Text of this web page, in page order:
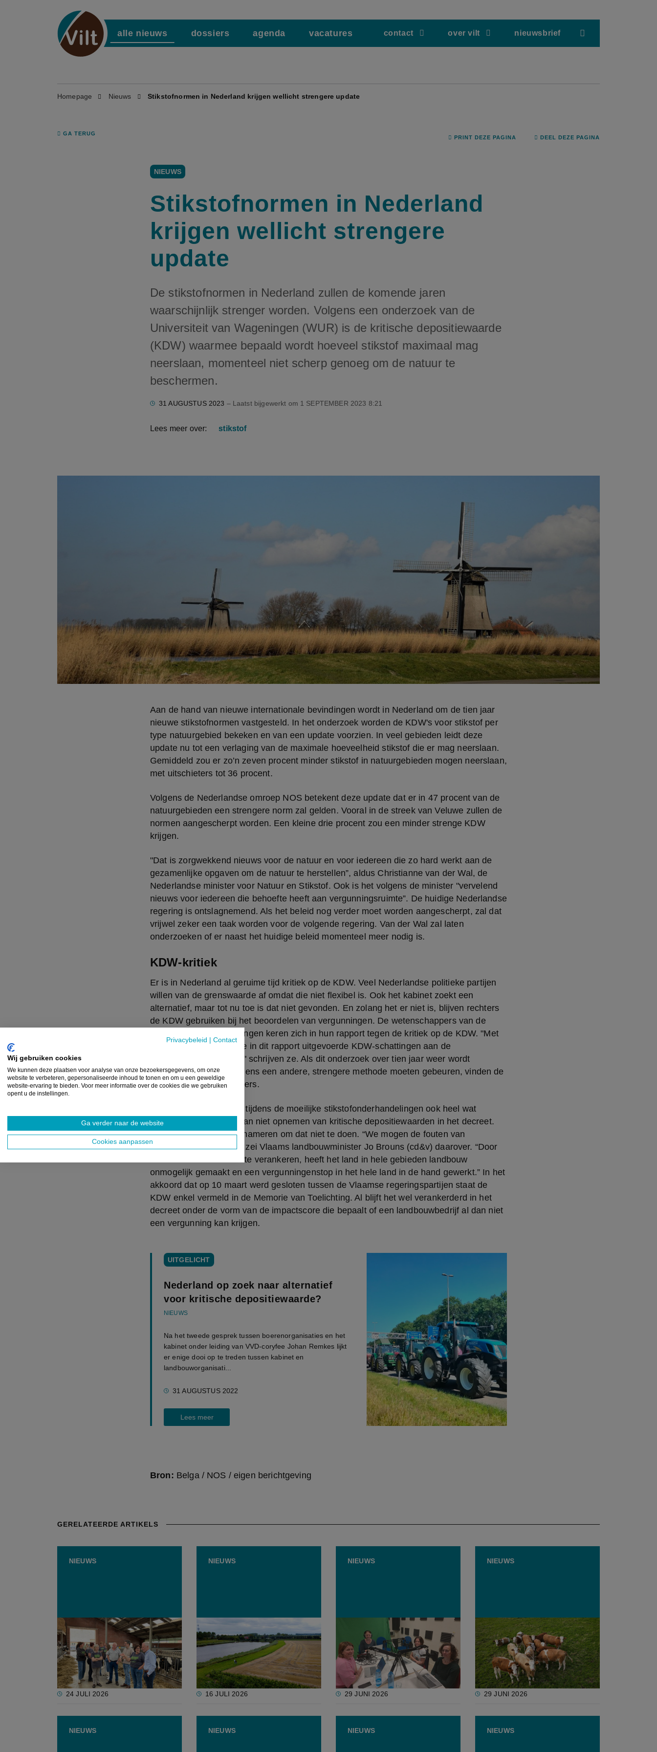
Privacybeleid Contact
Wij gebruiken cookies
We kunnen deze plaatsen voor analyse van onze bezoekersgegevens, om onze
website te verbeteren, gepersonaliseerde inhoud te tonen en om u een geweldige
website-ervaring te bieden. Voor meer informatie over de cookies die we gebruiken
opent u de instellingen.
Ga verder naar de website
Cookies aanpassen
alle nieuws dossiers agenda vacatures contact over vilt nieuwsbrief
Homepage Nieuws Stikstofnormen in Nederland krijgen wellicht strengere update
GA TERUG
PRINT DEZE PAGINA DEEL DEZE PAGINA
NIEUWS
Stikstofnormen in Nederland
krijgen wellicht strengere
update
De stikstofnormen in Nederland zullen de komende jaren
waarschijnlijk strenger worden. Volgens een onderzoek van de
Universiteit van Wageningen (WUR) is de kritische depositiewaarde
(KDW) waarmee bepaald wordt hoeveel stikstof maximaal mag
neerslaan, momenteel niet scherp genoeg om de natuur te
beschermen.
31 AUGUSTUS 2023 – Laatst bijgewerkt om 1 SEPTEMBER 2023 8:21
Lees meer over: stikstof
Aan de hand van nieuwe internationale bevindingen wordt in Nederland om de tien jaar
nieuwe stikstofnormen vastgesteld. In het onderzoek worden de KDW's voor stikstof per
type natuurgebied bekeken en van een update voorzien. In veel gebieden leidt deze
update nu tot een verlaging van de maximale hoeveelheid stikstof die er mag neerslaan.
Gemiddeld zou er zo’n zeven procent minder stikstof in natuurgebieden mogen neerslaan,
met uitschieters tot 36 procent.
Volgens de Nederlandse omroep NOS betekent deze update dat er in 47 procent van de
natuurgebieden een strengere norm zal gelden. Vooral in de streek van Veluwe zullen de
normen aangescherpt worden. Een kleine drie procent zou een minder strenge KDW
krijgen.
"Dat is zorgwekkend nieuws voor de natuur en voor iedereen die zo hard werkt aan de
gezamenlijke opgaven om de natuur te herstellen”, aldus Christianne van der Wal, de
Nederlandse minister voor Natuur en Stikstof. Ook is het volgens de minister "vervelend
nieuws voor iedereen die behoefte heeft aan vergunningsruimte”. De huidige Nederlandse
regering is ontslagnemend. Als het beleid nog verder moet worden aangescherpt, zal dat
vrijwel zeker een taak worden voor de volgende regering. Van der Wal zal laten
onderzoeken of er naast het huidige beleid momenteel meer nodig is.
KDW-kritiek
Er is in Nederland al geruime tijd kritiek op de KDW. Veel Nederlandse politieke partijen
willen van de grenswaarde af omdat die niet flexibel is. Ook het kabinet zoekt een
alternatief, maar tot nu toe is dat niet gevonden. En zolang het er niet is, blijven rechters
de KDW gebruiken bij het beoordelen van vergunningen. De wetenschappers van de
Universiteit van Wageningen keren zich in hun rapport tegen de kritiek op de KDW. "Met
nadruk stellen we dat de in dit rapport uitgevoerde KDW-schattingen aan de
conservatieve kant zijn," schrijven ze. Als dit onderzoek over tien jaar weer wordt
uitgevoerd, zou dat volgens een andere, strengere methode moeten gebeuren, vinden de
betrokken wetenschappers.
In Vlaanderen waren er tijdens de moeilijke stikstofonderhandelingen ook heel wat
discussies over het al dan niet opnemen van kritische depositiewaarden in het decreet.
Vooral cd&v bleef erop hameren om dat niet te doen. “We mogen de fouten van
Nederland niet maken”, zei Vlaams landbouwminister Jo Brouns (cd&v) daarover. “Door
de KDW daar in de wet te verankeren, heeft het land in hele gebieden landbouw
onmogelijk gemaakt en een vergunningenstop in het hele land in de hand gewerkt.” In het
akkoord dat op 10 maart werd gesloten tussen de Vlaamse regeringspartijen staat de
KDW enkel vermeld in de Memorie van Toelichting. Al blijft het wel verankerderd in het
decreet onder de vorm van de impactscore die bepaalt of een landbouwbedrijf al dan niet
een vergunning kan krijgen.
UITGELICHT
Nederland op zoek naar alternatief
voor kritische depositiewaarde?
NIEUWS
Na het tweede gesprek tussen boerenorganisaties en het
kabinet onder leiding van VVD-coryfee Johan Remkes lijkt
er enige dooi op te treden tussen kabinet en
landbouworganisati...
31 AUGUSTUS 2022
Lees meer
Bron: Belga / NOS / eigen berichtgeving
GERELATEERDE ARTIKELS
NIEUWS
Intendant bezoekt landbouwers
in Kalmthout: “Nood aan
haalbare natuurdoelen”
24 JULI 2026
NIEUWS
Evaluatie Nitraatrichtlijn ziet
geen reden om mestnorm te
verhogen, wel voor strenger
maatwerk
16 JULI 2026
NIEUWS
Podcast: Waarom het
stikstofdebat zoveel complexer
is dan het lijkt
29 JUNI 2026
NIEUWS
Deadline voor afwijkende PAS-
referentie 2030 schuift wellicht
op
29 JUNI 2026
NIEUWS NIEUWS NIEUWS NIEUWS